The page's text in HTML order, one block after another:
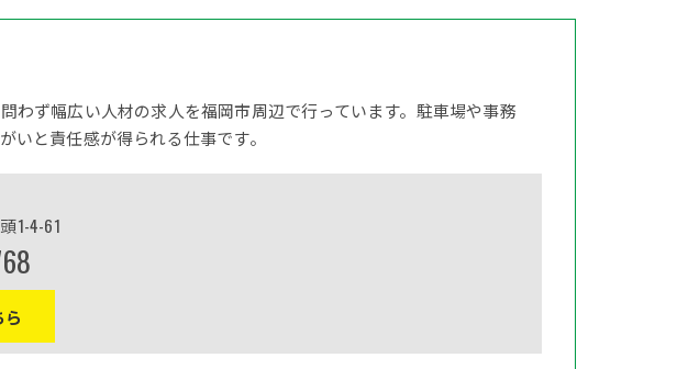
わず幅広い人材の求人を福岡市周辺で行っています。駐車場や事務
いと責任感が得られる仕事です。
1-4-61